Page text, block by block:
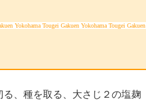
Yokohama Tougei Gakuen Yokohama Tougei Gakuen
、種を取る、大さじ２の塩麹